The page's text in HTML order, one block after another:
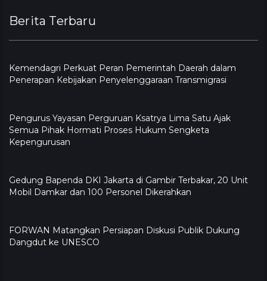
Berita Terbaru
Kemendagri Perkuat Peran Pemerintah Daerah dalam
Penerapan Kebijakan Penyelenggaraan Transmigrasi
Pengurus Yayasan Perguruan Ksatrya Lima Satu Ajak
Semua Pihak Hormati Proses Hukum Sengketa
Kepengurusan
Gedung Bapenda DKI Jakarta di Gambir Terbakar, 20 Unit
Mobil Damkar dan 100 Personel Dikerahkan
FORWAN Matangkan Persiapan Diskusi Publik Dukung
Dangdut ke UNESCO